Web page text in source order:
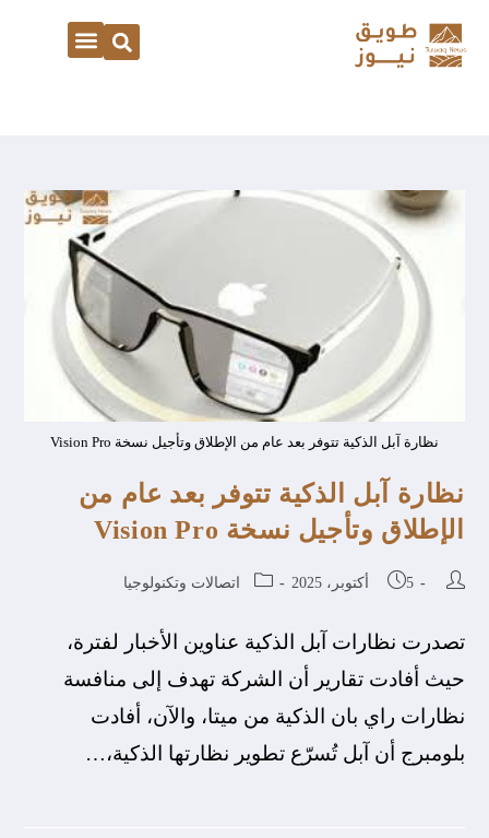
نظارة آبل الذكية تتوفر بعد عام من الإطلاق وتأجيل نسخة Vision Pro
نظارة آبل الذكية تتوفر بعد عام من
الإطلاق وتأجيل نسخة Vision Pro
5 أكتوبر، 2025 اتصالات وتكنولوجيا
تصدرت نظارات آبل الذكية عناوين الأخبار لفترة،
حيث أفادت تقارير أن الشركة تهدف إلى منافسة
نظارات راي بان الذكية من ميتا، والآن، أفادت
بلومبرج أن آبل تُسرّع تطوير نظارتها الذكية،…